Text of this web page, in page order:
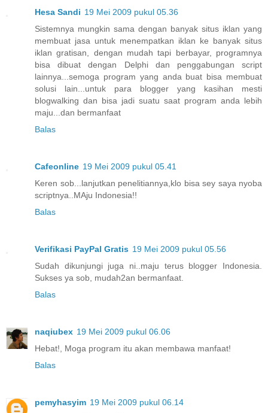
Hesa Sandi 19 Mei 2009 pukul 05.36
Sistemnya mungkin sama dengan banyak situs iklan yang
membuat jasa untuk menempatkan iklan ke banyak situs
iklan gratisan, dengan mudah tapi berbayar, programnya
bisa dibuat dengan Delphi dan penggabungan script
lainnya...semoga program yang anda buat bisa membuat
solusi lain...untuk para blogger yang kasihan mesti
blogwalking dan bisa jadi suatu saat program anda lebih
maju...dan bermanfaat
Balas
Cafeonline 19 Mei 2009 pukul 05.41
Keren sob...lanjutkan penelitiannya,klo bisa sey saya nyoba
scriptnya..MAju Indonesia!!
Balas
Verifikasi PayPal Gratis 19 Mei 2009 pukul 05.56
Sudah dikunjungi juga ni..maju terus blogger Indonesia.
Sukses ya sob, mudah2an bermanfaat.
Balas
naqiubex 19 Mei 2009 pukul 06.06
Hebat!, Moga program itu akan membawa manfaat!
Balas
pemyhasyim 19 Mei 2009 pukul 06.14